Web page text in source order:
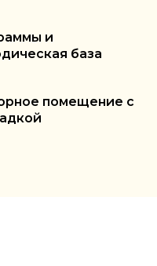
и
база
помещение с